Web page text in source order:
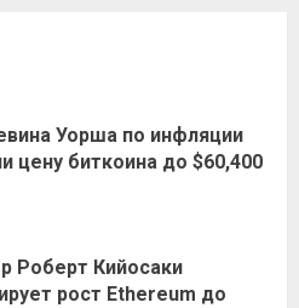
Уорша по инфляции
цену биткоина до $60,400
Роберт Кийосаки
рост Ethereum до